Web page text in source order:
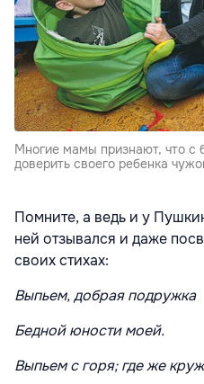
Многие мамы признают, что с
доверить своего ребенка
Помните, а ведь и у
ней отзывался и даже
своих стихах:
Выпьем, добрая подружка
Бедной юности моей.
Выпьем с горя; где же